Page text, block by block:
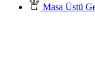
Masa Üstü